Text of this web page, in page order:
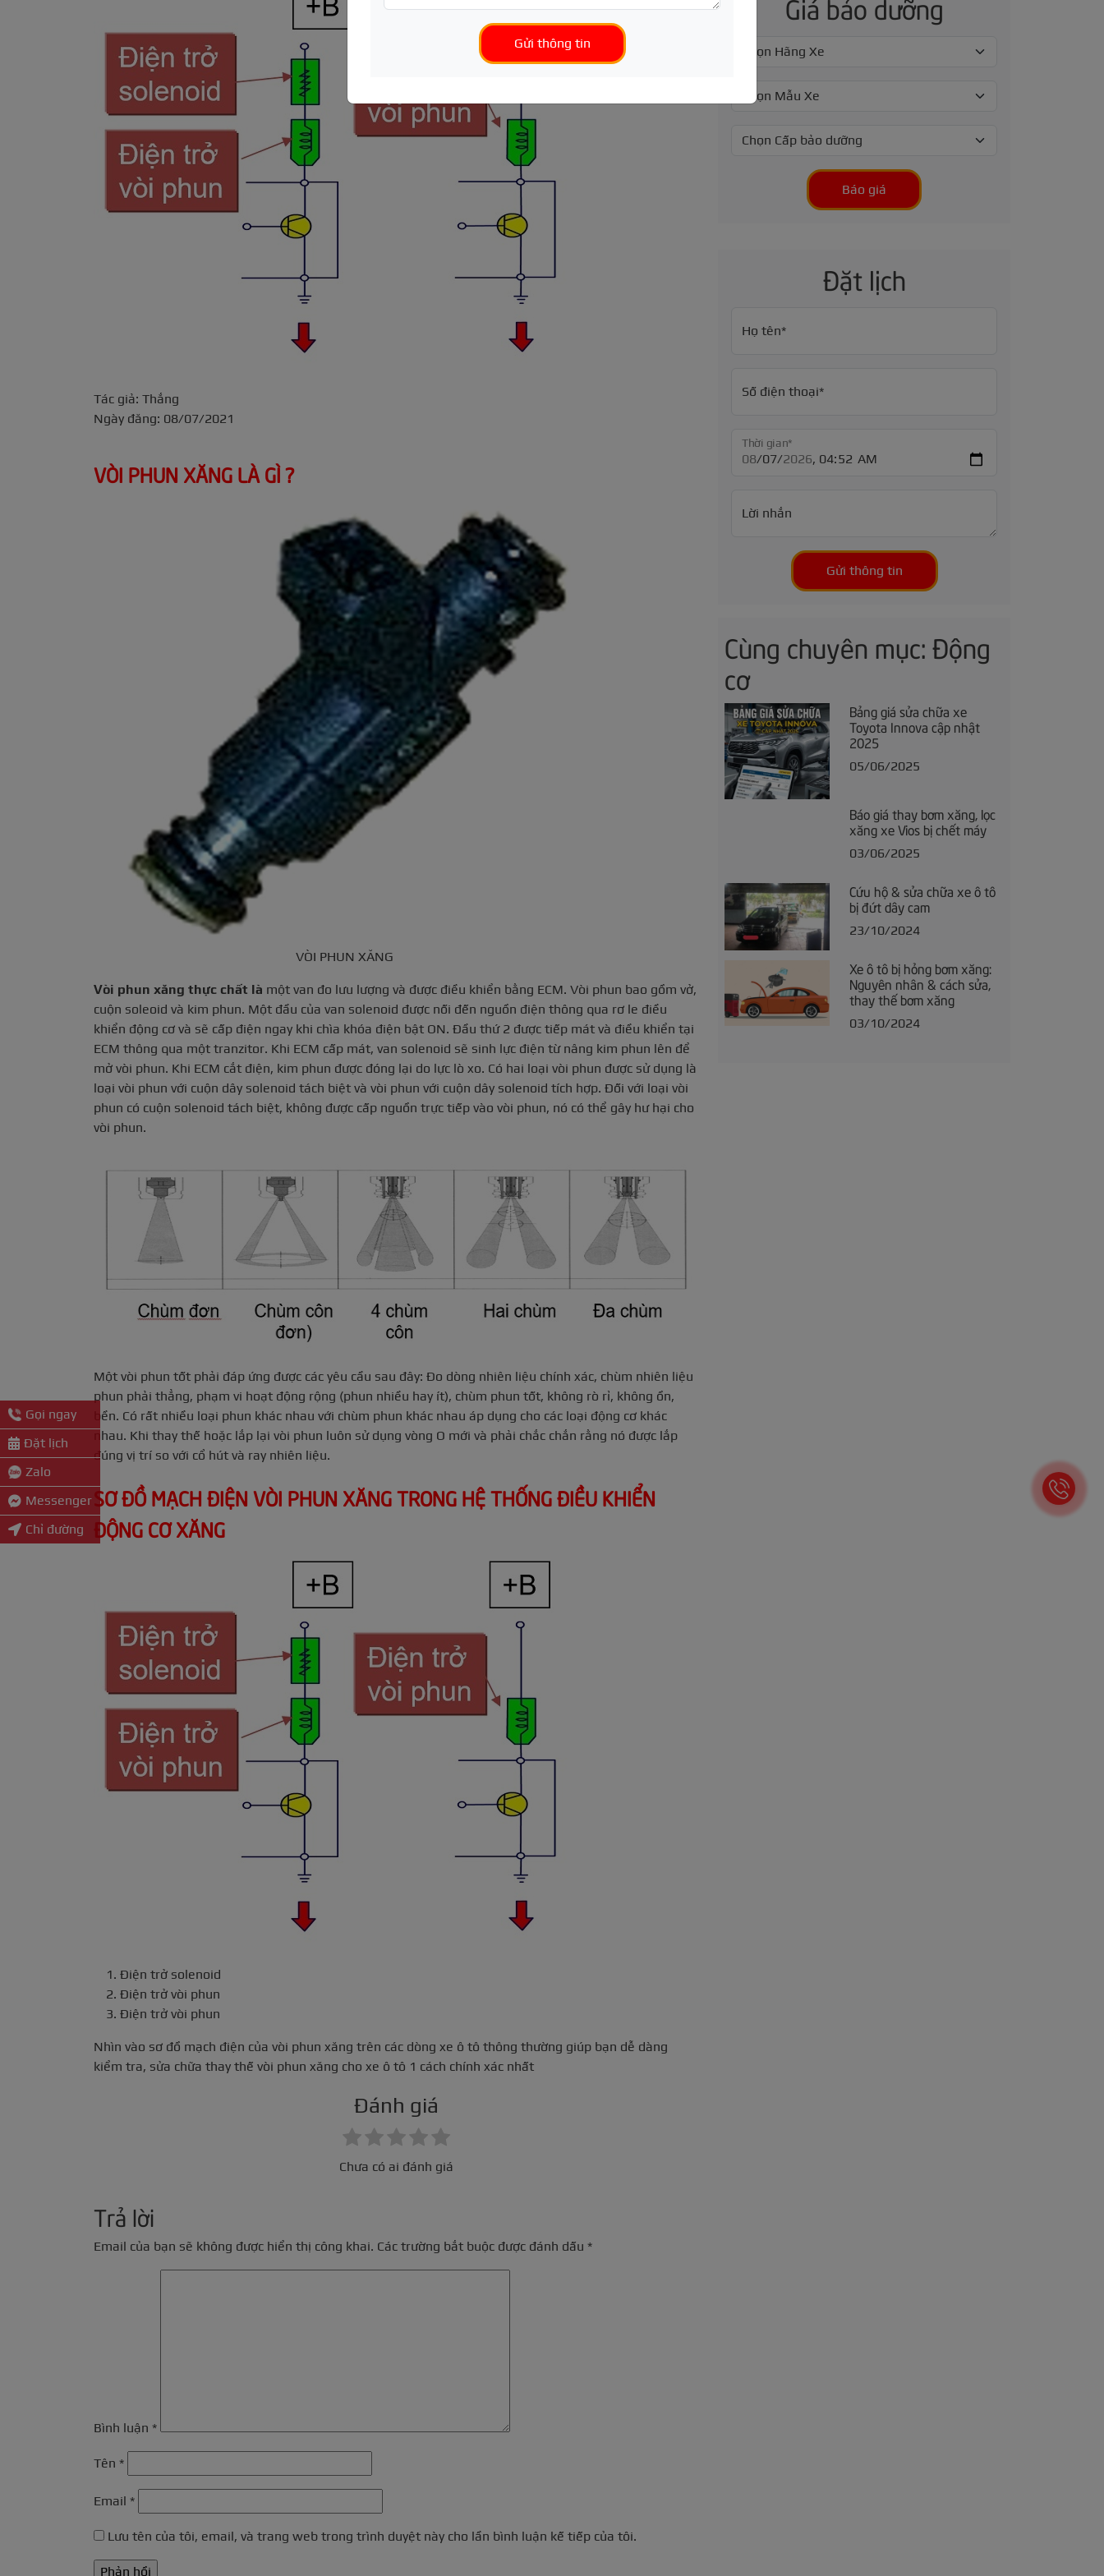
Gửi thông tin
Tác giả: Thắng
Ngày đăng: 08/07/2021
VÒI PHUN XĂNG LÀ GÌ ?
VÒI PHUN XĂNG
Vòi phun xăng thực chất là một van đo lưu lượng và được điều khiển bằng ECM. Vòi phun bao gồm vở,
cuộn soleoid và kim phun. Một đầu của van solenoid được nối đến nguồn điện thông qua rơ le điều
khiển động cơ và sẽ cấp điện ngay khi chìa khóa điện bật ON. Đầu thứ 2 được tiếp mát và điều khiển tại
ECM thông qua một tranzitor. Khi ECM cấp mát, van solenoid sẽ sinh lực điện từ nâng kim phun lên để
mở vòi phun. Khi ECM cắt điện, kim phun được đóng lại do lực lò xo. Có hai loại vòi phun được sử dụng là
loại vòi phun với cuộn dây solenoid tách biệt và vòi phun với cuộn dây solenoid tích hợp. Đối với loại vòi
phun có cuộn solenoid tách biệt, không được cấp nguồn trực tiếp vào vòi phun, nó có thể gây hư hại cho
vòi phun.
Một vòi phun tốt phải đáp ứng được các yêu cầu sau đây: Đo dòng nhiên liệu chính xác, chùm nhiên liệu
phun phải thẳng, phạm vi hoạt động rộng (phun nhiều hay ít), chùm phun tốt, không rò rỉ, không ồn,
bền. Có rất nhiều loại phun khác nhau với chùm phun khác nhau áp dụng cho các loại động cơ khác
nhau. Khi thay thế hoặc lắp lại vòi phun luôn sử dụng vòng O mới và phải chắc chắn rằng nó được lắp
đúng vị trí so với cổ hút và ray nhiên liệu.
SƠ ĐỒ MẠCH ĐIỆN VÒI PHUN XĂNG TRONG HỆ THỐNG ĐIỀU KHIỂN
ĐỘNG CƠ XĂNG
Điện trở solenoid
Điện trở vòi phun
Điện trở vòi phun
Nhìn vào sơ đồ mạch điện của vòi phun xăng trên các dòng xe ô tô thông thường giúp bạn dễ dàng
kiểm tra, sửa chữa thay thế vòi phun xăng cho xe ô tô 1 cách chính xác nhất
Đánh giá
Chưa có ai đánh giá
Trả lời
Email của bạn sẽ không được hiển thị công khai. Các trường bắt buộc được đánh dấu *
Bình luận *
Tên *
Email *
Lưu tên của tôi, email, và trang web trong trình duyệt này cho lần bình luận kế tiếp của tôi.
Giá bảo dưỡng
Báo giá
Đặt lịch
Họ tên*
Số điện thoại*
Thời gian*
Lời nhắn
Gửi thông tin
Cùng chuyên mục: Động
cơ
Bảng giá sửa chữa xe
Toyota Innova cập nhật
2025
05/06/2025
Báo giá thay bơm xăng, lọc
xăng xe Vios bị chết máy
03/06/2025
Cứu hộ & sửa chữa xe ô tô
bị đứt dây cam
23/10/2024
Xe ô tô bị hỏng bơm xăng:
Nguyên nhân & cách sửa,
thay thế bơm xăng
03/10/2024
Gọi ngay
Đặt lịch
Zalo
Messenger
Chỉ đường